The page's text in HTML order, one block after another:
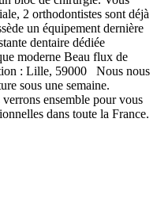
2 orthodontistes sont déjà
un équipement dernière
dentaire dédiée
moderne Beau flux de
: Lille, 59000 Nous nous
sous une semaine.
ensemble pour vous
dans toute la France.